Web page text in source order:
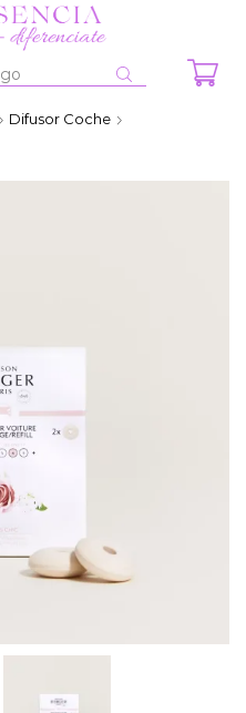
Entrada
búsqueda
Difusor Coche